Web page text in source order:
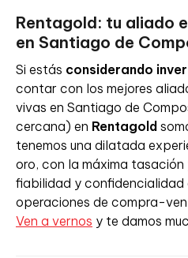
Rentagold: tu aliado
en Santiago de
Si estás considerando
contar con los mejores
vivas en Santiago de
cercana) en Rentagold
tenemos una dilatada
oro, con la máxima tasación
fiabilidad y confidencialidad
operaciones de compra-
Ven a vernos y te damos